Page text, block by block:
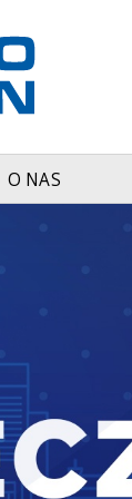
O NAS